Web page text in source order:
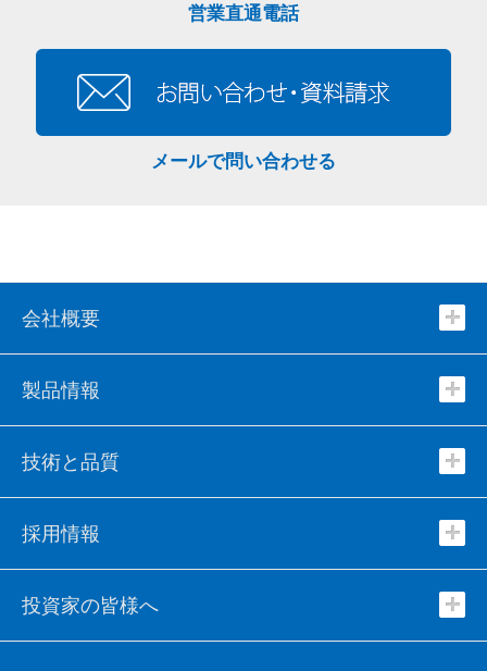
営業直通電話
メールで問い合わせる
会社概要
製品情報
技術と品質
採用情報
投資家の皆様へ